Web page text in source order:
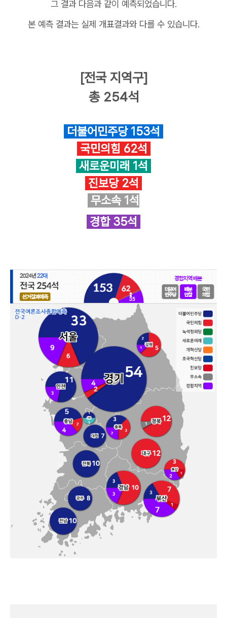
그 결과 다음과 같이 예측되었습니다.
본 예측 결과는 실제 개표결과와 다를 수 있습니다.
[전국 지역구]
총 254석
더불어민주당 153석
국민의힘 62석
새로운미래 1석
진보당 2석
무소속 1석
경합 35석